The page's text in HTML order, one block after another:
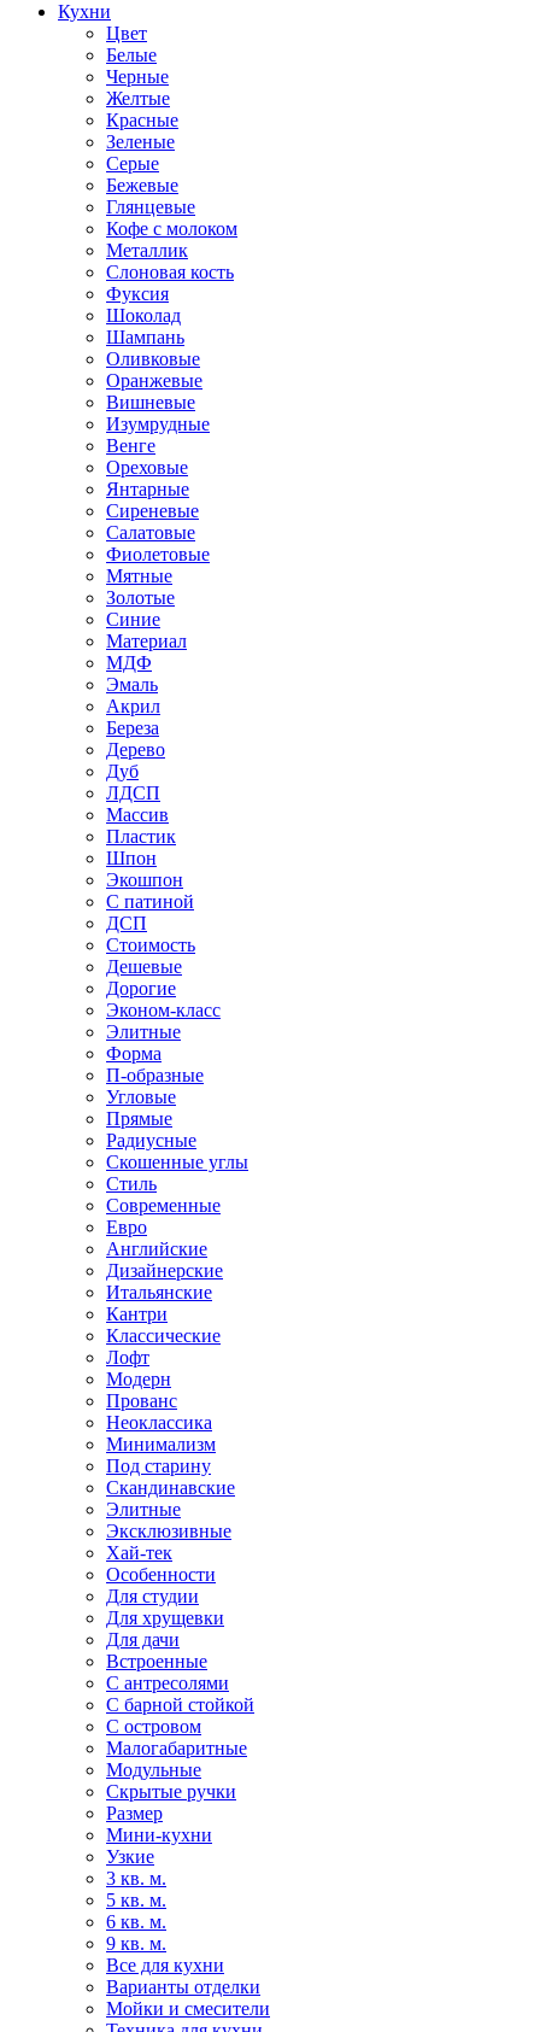
Кухни
Цвет
Белые
Черные
Желтые
Красные
Зеленые
Серые
Бежевые
Глянцевые
Кофе с молоком
Металлик
Слоновая кость
Фуксия
Шоколад
Шампань
Оливковые
Оранжевые
Вишневые
Изумрудные
Венге
Ореховые
Янтарные
Сиреневые
Салатовые
Фиолетовые
Мятные
Золотые
Синие
Материал
МДФ
Эмаль
Акрил
Береза
Дерево
Дуб
ЛДСП
Массив
Пластик
Шпон
Экошпон
С патиной
ДСП
Стоимость
Дешевые
Дорогие
Эконом-класс
Элитные
Форма
П-образные
Угловые
Прямые
Радиусные
Скошенные углы
Стиль
Современные
Евро
Английские
Дизайнерские
Итальянские
Кантри
Классические
Лофт
Модерн
Прованс
Неоклассика
Минимализм
Под старину
Скандинавские
Элитные
Эксклюзивные
Хай-тек
Особенности
Для студии
Для хрущевки
Для дачи
Встроенные
С антресолями
С барной стойкой
С островом
Малогабаритные
Модульные
Скрытые ручки
Размер
Мини-кухни
Узкие
3 кв. м.
5 кв. м.
6 кв. м.
9 кв. м.
Все для кухни
Варианты отделки
Мойки и смесители